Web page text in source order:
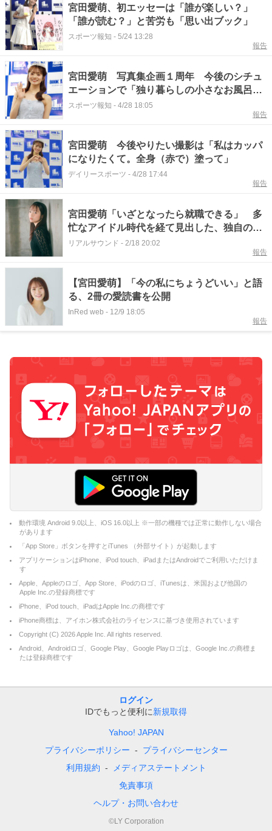
宮田愛萌、初エッセーは「誰が楽しい？」
「誰が読む？」と苦労も「思い出ブック」
スポーツ報知 - 5/24 13:28
報告
宮田愛萌 写真集企画１周年 今後のシチュ
エーションで「独り暮らしの小さなお風呂で
ＯＬさんが飼っている、赤いカッパになりた
スポーツ報知 - 4/28 18:05
報告
宮田愛萌 今後やりたい撮影は「私はカッパ
になりたくて。全身（赤で）塗って」
デイリースポーツ - 4/28 17:44
報告
宮田愛萌「いざとなったら就職できる」 多
忙なアイドル時代を経て見出した、独自のキ
ャリア観
リアルサウンド - 2/18 20:02
報告
【宮田愛萌】「今の私にちょうどいい」と語
る、2冊の愛読書を公開
InRed web - 12/9 18:05
報告
動作環境 Android 9.0以上、iOS 16.0以上 ※一部の機種では正常に動作しない場合
があります
「App Store」ボタンを押すとiTunes （外部サイト）が起動します
アプリケーションはiPhone、iPod touch、iPadまたはAndroidでご利用いただけま
す
Apple、Appleのロゴ、App Store、iPodのロゴ、iTunesは、米国および他国の
Apple Inc.の登録商標です
iPhone、iPod touch、iPadはApple Inc.の商標です
iPhone商標は、アイホン株式会社のライセンスに基づき使用されています
Copyright (C) 2026Apple Inc. All rights reserved.
Android、Androidロゴ、Google Play、Google Playロゴは、Google Inc.の商標ま
たは登録商標です
ログイン
IDでもっと便利に新規取得
Yahoo! JAPAN
プライバシーポリシー
プライバシーセンター
利用規約
メディアステートメント
免責事項
ヘルプ・お問い合わせ
©LY Corporation